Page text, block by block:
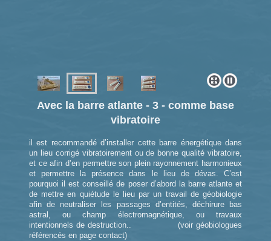
Avec la barre atlante - 3 - comme base
vibratoire
il est recommandé d’installer cette barre énergétique dans
un lieu corrigé vibratoirement ou de bonne qualité vibratoire,
et ce afin d’en permettre son plein rayonnement harmonieux
et permettre la présence dans le lieu de dévas. C’est
pourquoi il est conseillé de poser d’abord la barre atlante et
de mettre en quiétude le lieu par un travail de géobiologie
afin de neutraliser les passages d’entités, déchirure bas
astral, ou champ électromagnétique, ou travaux
intentionnels de destruction.. (voir géobiologues
référencés en page contact)